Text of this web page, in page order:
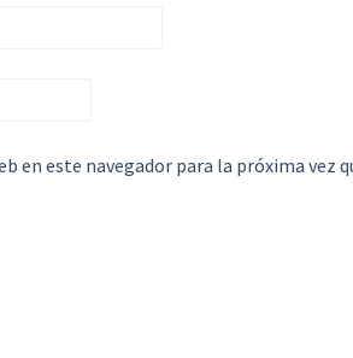
en este navegador para la próxima vez